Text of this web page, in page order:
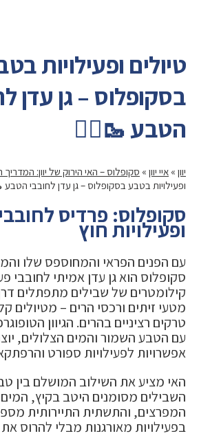
טיולים ופעילויות
בסקופלוס – גן עדן
הטבע 🥾🏊‍♂️
יוון » איי יוון » סקופלוס – האי הירוק של יוון:
ופעילויות בטבע בסקופלוס – גן עדן לחובבי הטבע
סקופלוס: פרדיס
ופעילויות חוץ
עם הפנים הפראי והמחוספס שלו
סקופלוס הוא גן עדן אמיתי לחובבי
קילומטרים של שבילים מתפתלים
מטעי זיתים ורכסי הרים – מטיולים
טרקים רציניים בהרים. הגיוון
עם הטבע השמור והמים הצלולים,
אפשרויות לפעילויות ספורט
האי מציע את השילוב המושלם בין
השבילים מסומנים היטב בקיץ, המים
המפרצים, והתשתית התיירותית
בפעילויות מאורגנות מבלי להרוס